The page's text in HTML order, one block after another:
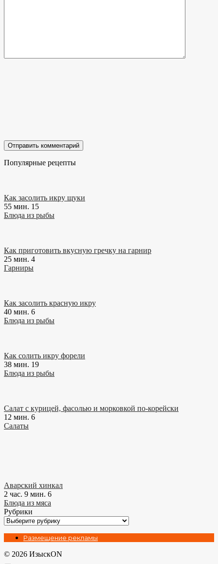
Популярные рецепты
Как засолить икру щуки
55 мин. 15
Блюда из рыбы
Как приготовить вкусную гречку на гарнир
25 мин. 4
Гарниры
Как засолить красную икру
40 мин. 6
Блюда из рыбы
Как солить икру форели
38 мин. 19
Блюда из рыбы
Салат с курицей, фасолью и морковкой по-корейски
12 мин. 6
Салаты
Аварский хинкал
2 час. 9 мин. 6
Блюда из мяса
Рубрики
Рубрики
Размещение рекламы
© 2026 ИзыскON